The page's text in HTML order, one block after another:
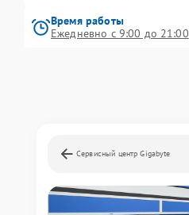
Время работы
Ежедневно с 9:00 до 21:00
Сервисный центр Gigabyte